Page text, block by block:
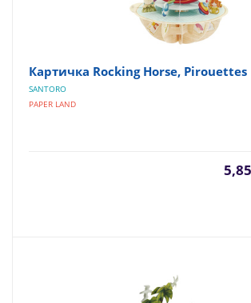
Картичка Rocking Horse, Pirouettes
SANTORO
PAPER LAND